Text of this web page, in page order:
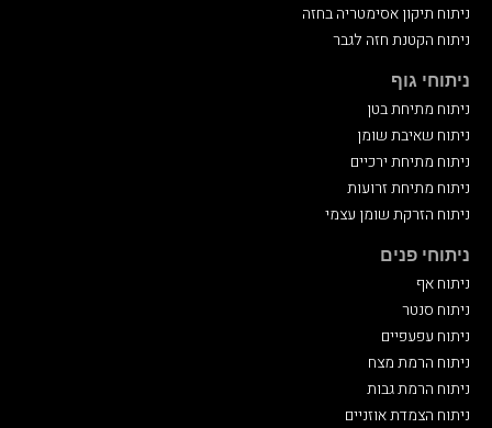
ניתוח תיקון אסימטריה בחזה
ניתוח הקטנת חזה לגבר
ניתוחי גוף
ניתוח מתיחת בטן
ניתוח שאיבת שומן
ניתוח מתיחת ירכיים
ניתוח מתיחת זרועות
ניתוח הזרקת שומן עצמי
ניתוחי פנים
ניתוח אף
ניתוח סנטר
ניתוח עפעפיים
ניתוח הרמת מצח
ניתוח הרמת גבות
ניתוח הצמדת אוזניים